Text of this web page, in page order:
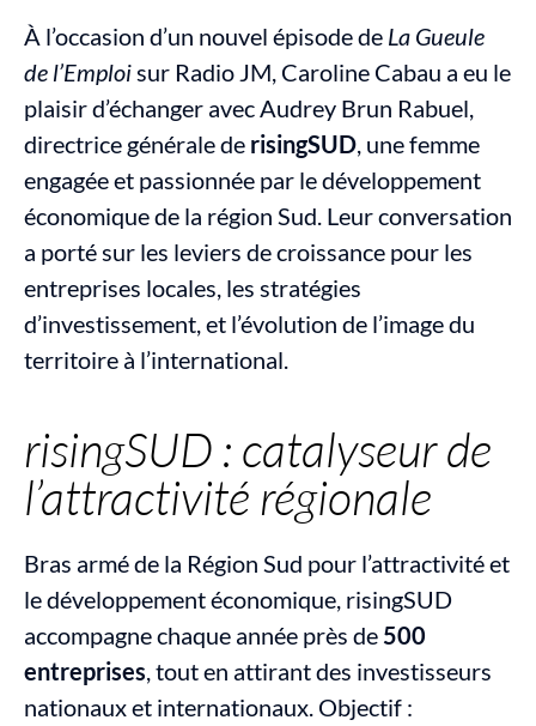
À l’occasion d’un nouvel épisode de La Gueule
de l’Emploi sur Radio JM, Caroline Cabau a eu le
plaisir d’échanger avec Audrey Brun Rabuel,
directrice générale de risingSUD, une femme
engagée et passionnée par le développement
économique de la région Sud. Leur conversation
a porté sur les leviers de croissance pour les
entreprises locales, les stratégies
d’investissement, et l’évolution de l’image du
territoire à l’international.
risingSUD : catalyseur de
l’attractivité régionale
Bras armé de la Région Sud pour l’attractivité et
le développement économique, risingSUD
accompagne chaque année près de 500
entreprises, tout en attirant des investisseurs
nationaux et internationaux. Objectif :